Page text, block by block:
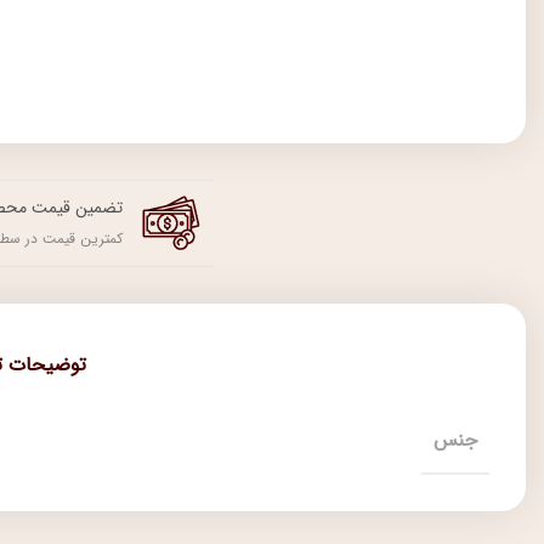
تضمین قیمت
کمترین قیمت در
توضیحات
جنس